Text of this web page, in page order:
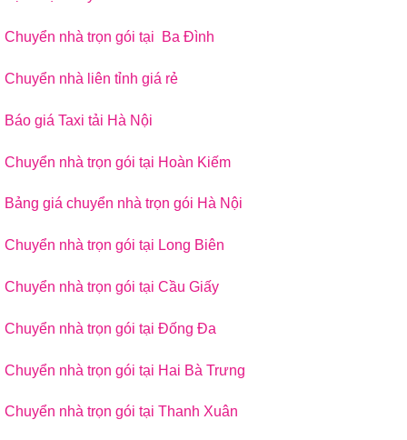
Chuyển nhà trọn gói tại Ba Đình
Chuyển nhà liên tỉnh giá rẻ
Báo giá Taxi tải Hà Nội
Chuyển nhà trọn gói tại Hoàn Kiếm
Bảng giá chuyển nhà trọn gói Hà Nội
Chuyển nhà trọn gói tại Long Biên
Chuyển nhà trọn gói tại Cầu Giấy
Chuyển nhà trọn gói tại Đống Đa
Chuyển nhà trọn gói tại Hai Bà Trưng
Chuyển nhà trọn gói tại Thanh Xuân